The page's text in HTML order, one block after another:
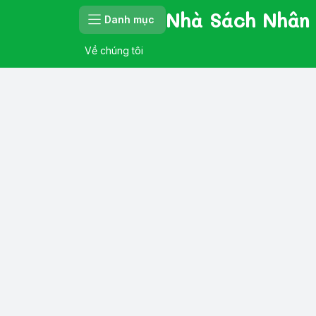
Danh mục Nhà Sách Nhân
Về chúng tôi